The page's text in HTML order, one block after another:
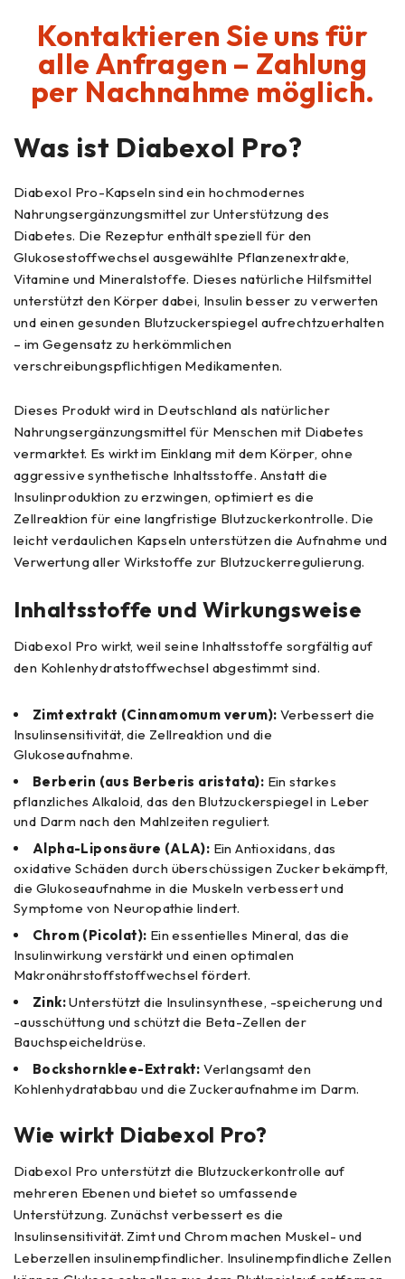
Kontaktieren Sie uns für
alle Anfragen – Zahlung
per Nachnahme möglich.
Was ist Diabexol Pro?
Diabexol Pro-Kapseln sind ein hochmodernes
Nahrungsergänzungsmittel zur Unterstützung des
Diabetes. Die Rezeptur enthält speziell für den
Glukosestoffwechsel ausgewählte Pflanzenextrakte,
Vitamine und Mineralstoffe. Dieses natürliche Hilfsmittel
unterstützt den Körper dabei, Insulin besser zu verwerten
und einen gesunden Blutzuckerspiegel aufrechtzuerhalten
– im Gegensatz zu herkömmlichen
verschreibungspflichtigen Medikamenten.
Dieses Produkt wird in Deutschland als natürlicher
Nahrungsergänzungsmittel für Menschen mit Diabetes
vermarktet. Es wirkt im Einklang mit dem Körper, ohne
aggressive synthetische Inhaltsstoffe. Anstatt die
Insulinproduktion zu erzwingen, optimiert es die
Zellreaktion für eine langfristige Blutzuckerkontrolle. Die
leicht verdaulichen Kapseln unterstützen die Aufnahme und
Verwertung aller Wirkstoffe zur Blutzuckerregulierung.
Inhaltsstoffe und Wirkungsweise
Diabexol Pro wirkt, weil seine Inhaltsstoffe sorgfältig auf
den Kohlenhydratstoffwechsel abgestimmt sind.
Zimtextrakt (Cinnamomum verum): Verbessert die
Insulinsensitivität, die Zellreaktion und die
Glukoseaufnahme.
Berberin (aus Berberis aristata): Ein starkes
pflanzliches Alkaloid, das den Blutzuckerspiegel in Leber
und Darm nach den Mahlzeiten reguliert.
Alpha-Liponsäure (ALA): Ein Antioxidans, das
oxidative Schäden durch überschüssigen Zucker bekämpft,
die Glukoseaufnahme in die Muskeln verbessert und
Symptome von Neuropathie lindert.
Chrom (Picolat): Ein essentielles Mineral, das die
Insulinwirkung verstärkt und einen optimalen
Makronährstoffstoffwechsel fördert.
Zink:Unterstützt die Insulinsynthese, -speicherung und
-ausschüttung und schützt die Beta-Zellen der
Bauchspeicheldrüse.
Bockshornklee-Extrakt: Verlangsamt den
Kohlenhydratabbau und die Zuckeraufnahme im Darm.
Wie wirkt Diabexol Pro?
Diabexol Pro unterstützt die Blutzuckerkontrolle auf
mehreren Ebenen und bietet so umfassende
Unterstützung. Zunächst verbessert es die
Insulinsensitivität. Zimt und Chrom machen Muskel- und
Leberzellen insulinempfindlicher. Insulinempfindliche Zellen